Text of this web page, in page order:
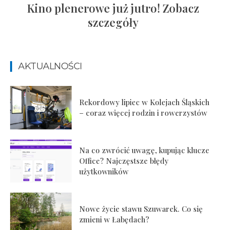
Kino plenerowe już jutro! Zobacz
szczegóły
AKTUALNOŚCI
Rekordowy lipiec w Kolejach Śląskich
– coraz więcej rodzin i rowerzystów
Na co zwrócić uwagę, kupując klucze
Office? Najczęstsze błędy
użytkowników
Nowe życie stawu Szuwarek. Co się
zmieni w Łabędach?